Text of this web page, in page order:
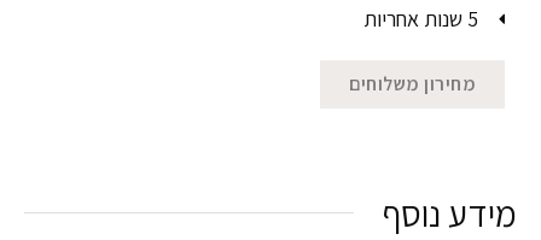
5 שנות אחריות
מחירון משלוחים
מידע נוסף